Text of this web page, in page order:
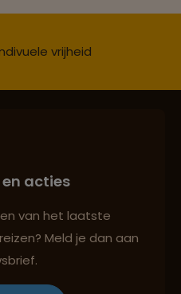
vrijheid
reisadvies
mens, cultuur en milieu
acties
van het laatste
Meld je dan aan